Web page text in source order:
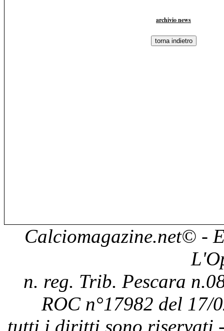
archivio news
Calciomagazine.net© -
n. reg. Trib. Pescara
ROC n°17982 del 17/
tutti i diritti sono riservati